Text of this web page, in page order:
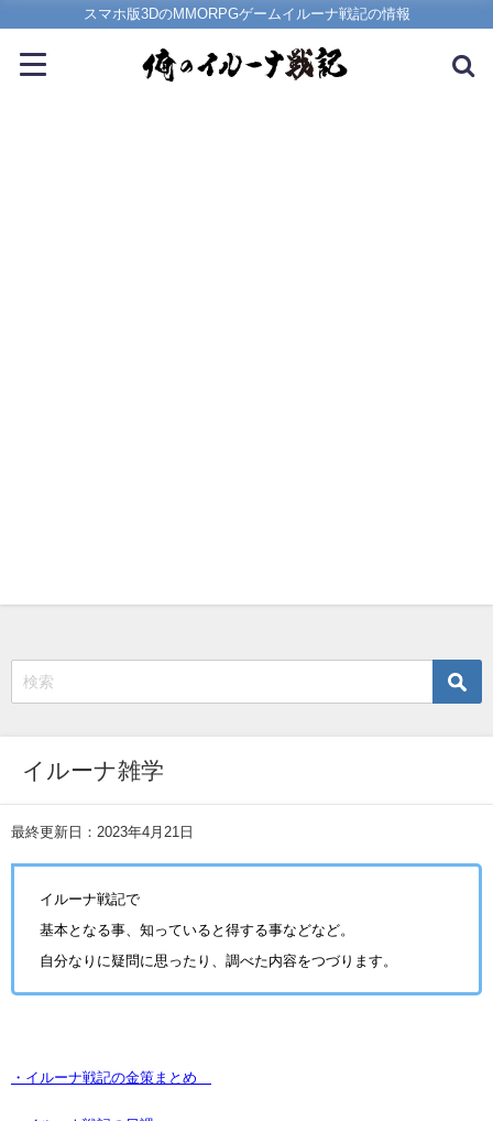
スマホ版3DのMMORPGゲームイルーナ戦記の情報
イルーナ雑学
最終更新日：2023年4月21日
イルーナ戦記で
基本となる事、知っていると得する事などなど。
自分なりに疑問に思ったり、調べた内容をつづります。
・イルーナ戦記の金策まとめ